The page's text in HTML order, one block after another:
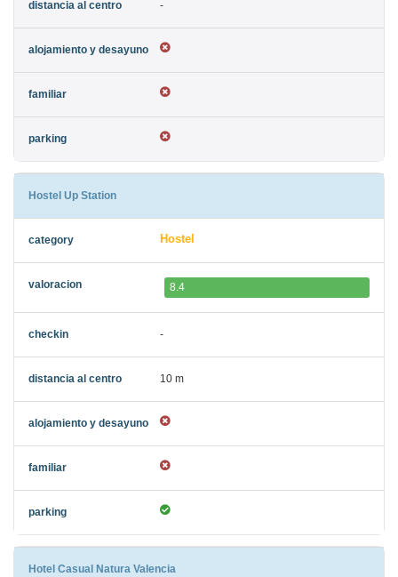
-
Hostel Up Station
Hostel
8.4
-
10 m
Hotel Casual Natura Valencia